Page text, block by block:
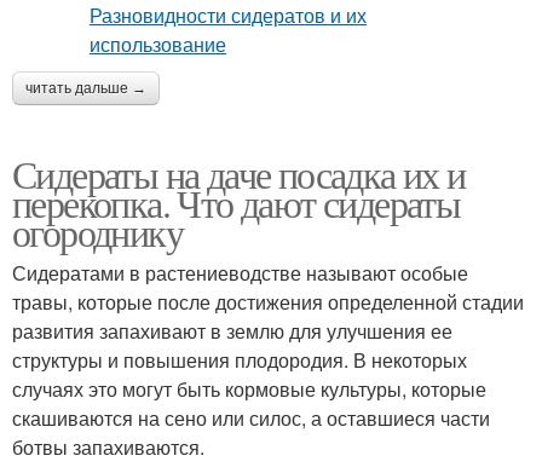
читать дальше →
Сидераты на даче посадка их и
перекопка. Что дают сидераты
огороднику
Сидератами в растениеводстве называют особые
травы, которые после достижения определенной стадии
развития запахивают в землю для улучшения ее
структуры и повышения плодородия. В некоторых
случаях это могут быть кормовые культуры, которые
скашиваются на сено или силос, а оставшиеся части
ботвы запахиваются.